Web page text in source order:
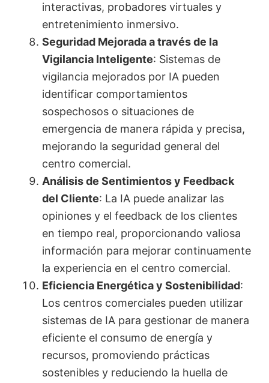
interactivas, probadores virtuales y
entretenimiento inmersivo.
Seguridad Mejorada a través de la
Vigilancia Inteligente: Sistemas de
vigilancia mejorados por IA pueden
identificar comportamientos
sospechosos o situaciones de
emergencia de manera rápida y precisa,
mejorando la seguridad general del
centro comercial.
Análisis de Sentimientos y Feedback
del Cliente: La IA puede analizar las
opiniones y el feedback de los clientes
en tiempo real, proporcionando valiosa
información para mejorar continuamente
la experiencia en el centro comercial.
Eficiencia Energética y Sostenibilidad:
Los centros comerciales pueden utilizar
sistemas de IA para gestionar de manera
eficiente el consumo de energía y
recursos, promoviendo prácticas
sostenibles y reduciendo la huella de